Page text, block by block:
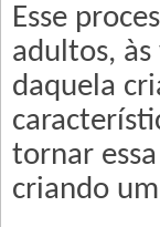
Esse
adultos, às
daquela
tornar
criando